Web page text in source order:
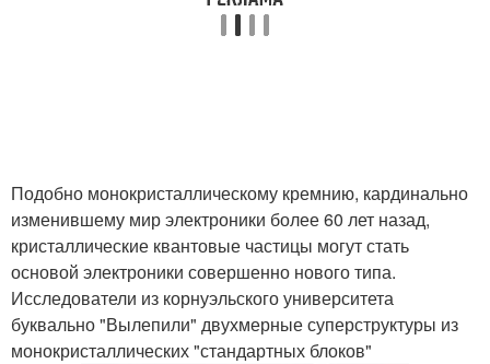
Подобно монокристаллическому кремнию, кардинально
изменившему мир электроники более 60 лет назад,
кристаллические квантовые частицы могут стать
основой электроники совершенно нового типа.
Исследователи из корнуэльского университета
буквально "Вылепили" двухмерные суперструктуры из
монокристаллических "стандартных блоков"